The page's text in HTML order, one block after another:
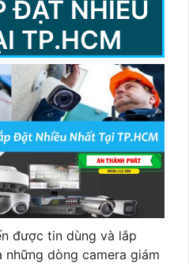
ĐẶT NHIỀU
TP.HCM
được tin dùng và lắp
những dòng camera giám